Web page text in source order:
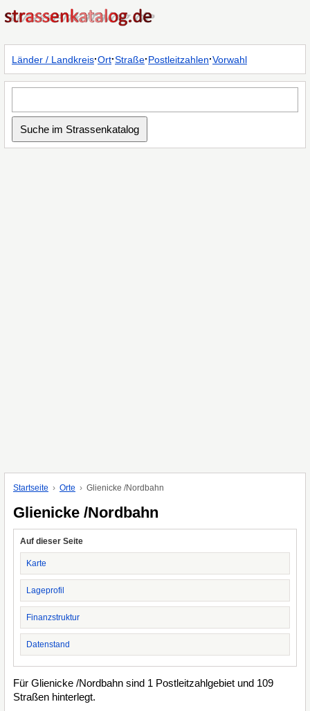
Länder / Landkreis·Ort·Straße·Postleitzahlen·Vorwahl
Startseite Orte Glienicke /Nordbahn
Glienicke /Nordbahn
Auf dieser Seite
Karte
Lageprofil
Finanzstruktur
Datenstand
Für Glienicke /Nordbahn sind 1 Postleitzahlgebiet und 109
Straßen hinterlegt.